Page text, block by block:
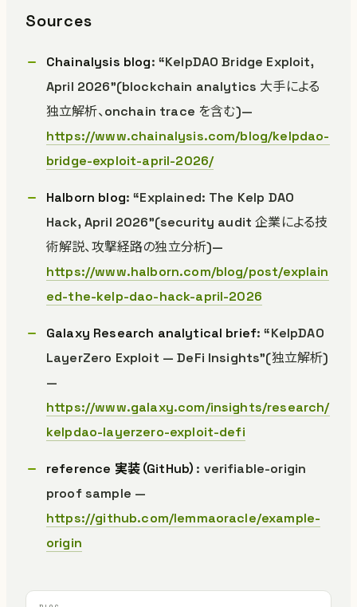
Sources
Chainalysis blog: “KelpDAO Bridge Exploit,
April 2026”(blockchain analytics 大手による
独立解析、onchain trace を含む)—
https://www.chainalysis.com/blog/kelpdao-
bridge-exploit-april-2026/
Halborn blog: “Explained: The Kelp DAO
Hack, April 2026”(security audit 企業による技
術解説、攻撃経路の独立分析)—
https://www.halborn.com/blog/post/explain
ed-the-kelp-dao-hack-april-2026
Galaxy Research analytical brief: “KelpDAO
LayerZero Exploit — DeFi Insights”(独立解析)
—
https://www.galaxy.com/insights/research/
kelpdao-layerzero-exploit-defi
reference 実装（GitHub） : verifiable-origin
proof sample —
https://github.com/lemmaoracle/example-
origin